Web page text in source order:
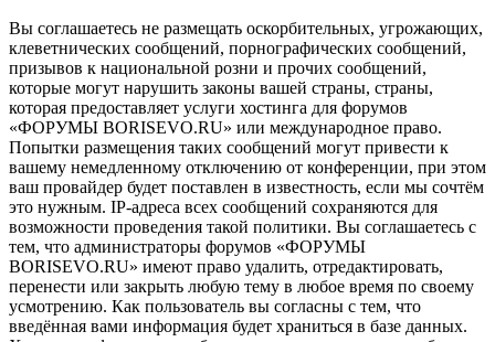
Вы соглашаетесь не размещать оскорбительных, угрожающих,
клеветнических сообщений, порнографических сообщений,
призывов к национальной розни и прочих сообщений,
которые могут нарушить законы вашей страны, страны,
которая предоставляет услуги хостинга для форумов
«ФОРУМЫ BORISEVO.RU» или международное право.
Попытки размещения таких сообщений могут привести к
вашему немедленному отключению от конференции, при этом
ваш провайдер будет поставлен в известность, если мы сочтём
это нужным. IP-адреса всех сообщений сохраняются для
возможности проведения такой политики. Вы соглашаетесь с
тем, что администраторы форумов «ФОРУМЫ
BORISEVO.RU» имеют право удалить, отредактировать,
перенести или закрыть любую тему в любое время по своему
усмотрению. Как пользователь вы согласны с тем, что
введённая вами информация будет храниться в базе данных.